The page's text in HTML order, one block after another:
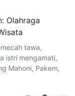
tawa,
istri mengamati,
Mahoni, Pakem,